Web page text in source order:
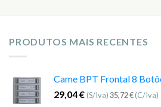
PRODUTOS MAIS RECENTES
Came BPT Frontal 8
29,04€ (S/Iva)35,72€(C/Iva)